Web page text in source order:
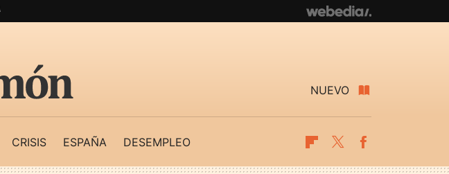
NUEVO
CRISIS ESPAÑA DESEMPLEO Flipboard
Twitter